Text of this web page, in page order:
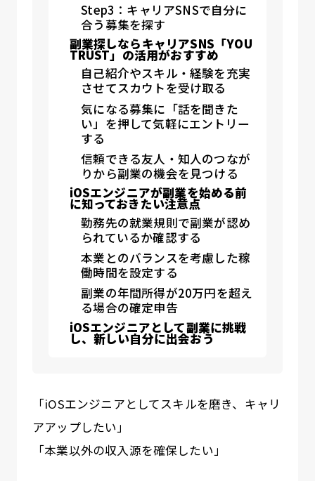
Step3：キャリアSNSで自分に
合う募集を探す
副業探しならキャリアSNS「YOU
TRUST」の活用がおすすめ
自己紹介やスキル・経験を充実
させてスカウトを受け取る
気になる募集に「話を聞きた
い」を押して気軽にエントリー
する
信頼できる友人・知人のつなが
りから副業の機会を見つける
iOSエンジニアが副業を始める前
に知っておきたい注意点
勤務先の就業規則で副業が認め
られているか確認する
本業とのバランスを考慮した稼
働時間を設定する
副業の年間所得が20万円を超え
る場合の確定申告
iOSエンジニアとして副業に挑戦
し、新しい自分に出会おう
「iOSエンジニアとしてスキルを磨き、キャリ
アアップしたい」
「本業以外の収入源を確保したい」